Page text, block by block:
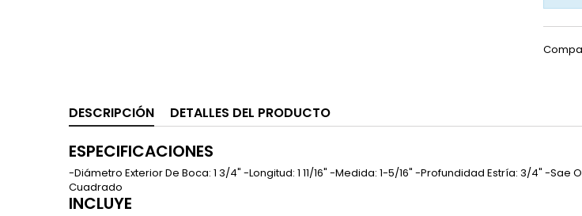
DESCRIPCIÓN DETALLES DEL PRODUCTO
ESPECIFICACIONES
-Diámetro Exterior De Boca: 1 3/4" -Longitud: 1 11/16" -Medida: 1-5/16" -Profundidad Estría: 3/4" -
Cuadrado
INCLUYE